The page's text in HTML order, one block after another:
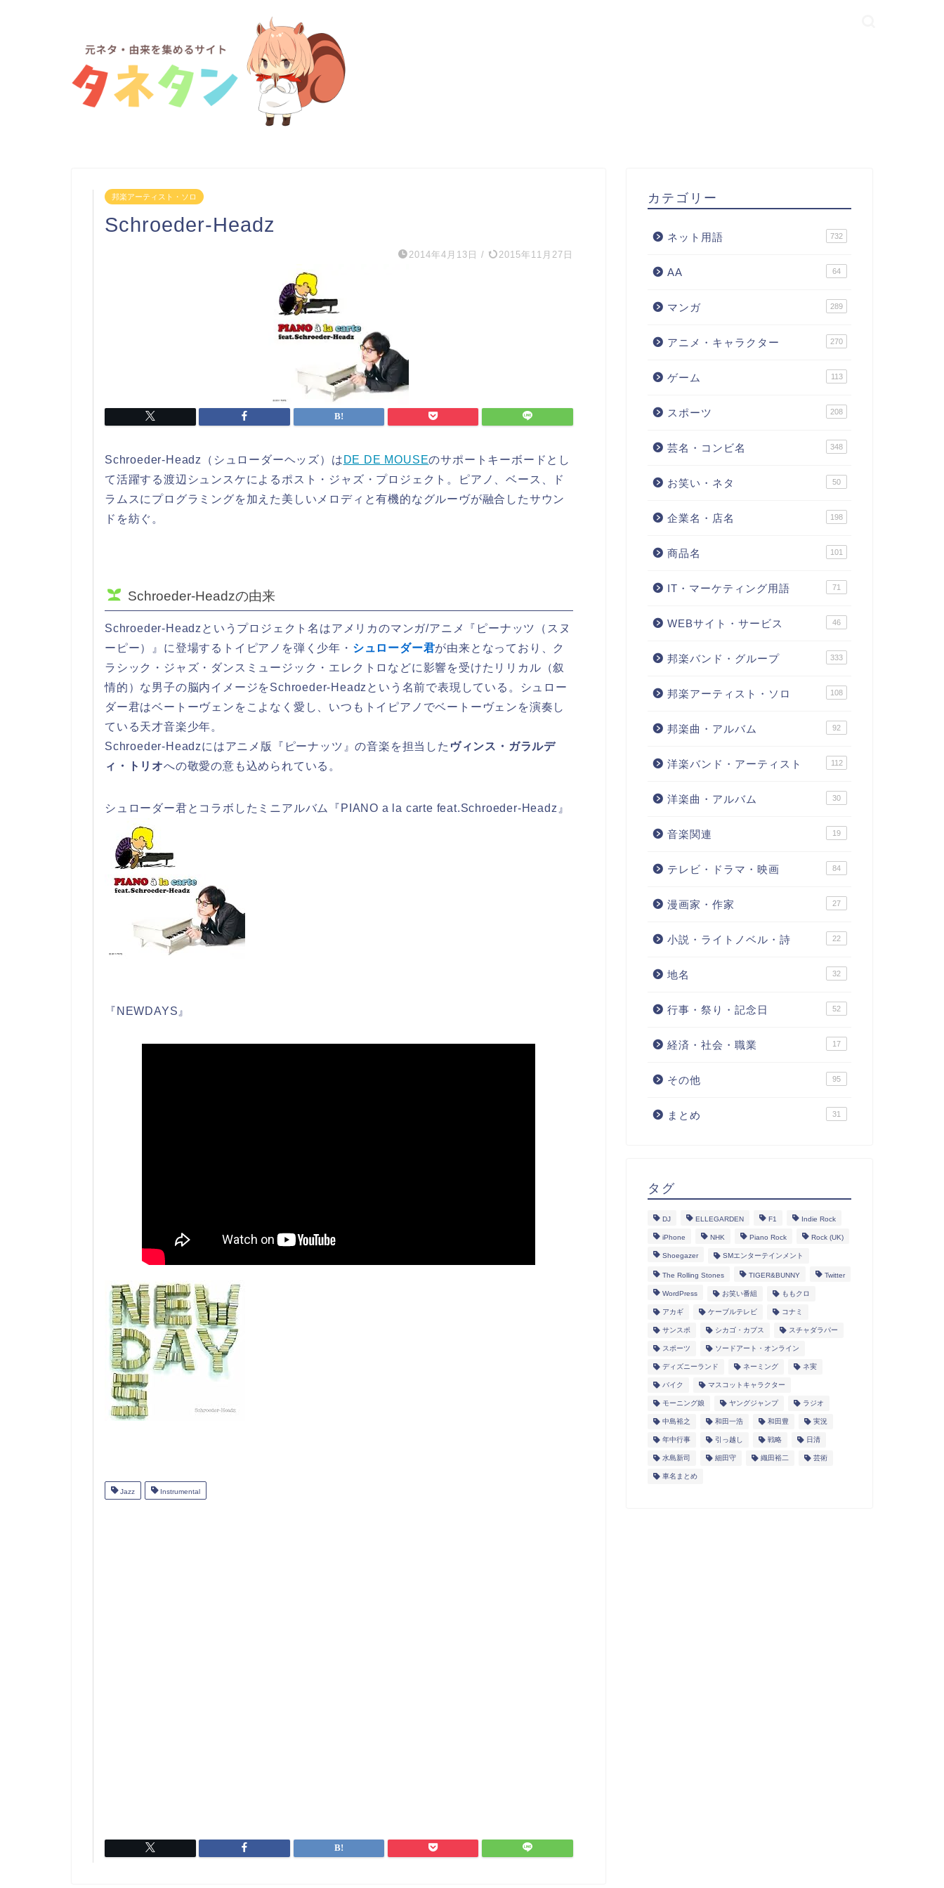
邦楽アーティスト・ソロ
Schroeder-Headz
2014年4月13日 / 2015年11月27日
Schroeder-Headz（シュローダーヘッズ）は DE DE MOUSEのサポートキーボードとし
て活躍する渡辺シュンスケによるポスト・ジャズ・プロジェクト。ピアノ、ベース、ド
ラムスにプログラミングを加えた美しいメロディと有機的なグルーヴが融合したサウン
ドを紡ぐ。
Schroeder-Headzの由来
Schroeder-Headzというプロジェクト名はアメリカのマンガ/アニメ『ピーナッツ（スヌ
ーピー）』に登場するトイピアノを弾く少年・ シュローダー君が由来となっており、ク
ラシック・ジャズ・ダンスミュージック・エレクトロなどに影響を受けたリリカル（叙
情的）な男子の脳内イメージをSchroeder-Headzという名前で表現している。シュロー
ダー君はベートーヴェンをこよなく愛し、いつもトイピアノでベートーヴェンを演奏し
ている天才音楽少年。
Schroeder-Headzにはアニメ版『ピーナッツ』の音楽を担当した ヴィンス・ガラルデ
ィ・トリオへの敬愛の意も込められている。
シュローダー君とコラボしたミニアルバム『PIANO a la carte feat.Schroeder-Headz』
『NEWDAYS』
Jazz Instrumental
カテゴリー
ネット用語 732
AA 64
マンガ 289
アニメ・キャラクター 270
ゲーム 113
スポーツ 208
芸名・コンビ名 348
お笑い・ネタ 50
企業名・店名 198
商品名 101
IT・マーケティング用語 71
WEBサイト・サービス 46
邦楽バンド・グループ 333
邦楽アーティスト・ソロ 108
邦楽曲・アルバム 92
洋楽バンド・アーティスト 112
洋楽曲・アルバム 30
音楽関連 19
テレビ・ドラマ・映画 84
漫画家・作家 27
小説・ライトノベル・詩 22
地名 32
行事・祭り・記念日 52
経済・社会・職業 17
その他 95
まとめ 31
タグ
DJ ELLEGARDEN F1 Indie Rock
iPhone NHK Piano Rock Rock (UK)
Shoegazer SMエンターテインメント
The Rolling Stones TIGER&BUNNY Twitter
WordPress お笑い番組 ももクロ
アカギ ケーブルテレビ コナミ
サンスポ シカゴ・カブス スチャダラパー
スポーツ ソードアート・オンライン
ディズニーランド ネーミング ネ実
バイク マスコットキャラクター
モーニング娘 ヤングジャンプ ラジオ
中島裕之 和田一浩 和田豊 実況
年中行事 引っ越し 戦略 日清
水島新司 細田守 織田裕二 芸術
車名まとめ